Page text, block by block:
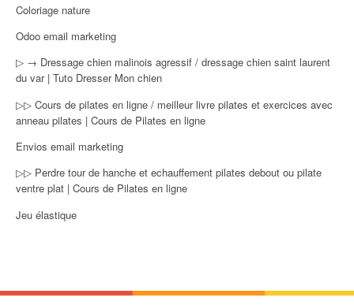
Coloriage nature
Odoo email marketing
▷ → Dressage chien malinois agressif / dressage chien saint laurent
du var | Tuto Dresser Mon chien
▷▷ Cours de pilates en ligne / meilleur livre pilates et exercices avec
anneau pilates | Cours de Pilates en ligne
Envios email marketing
▷▷ Perdre tour de hanche et echauffement pilates debout ou pilate
ventre plat | Cours de Pilates en ligne
Jeu élastique